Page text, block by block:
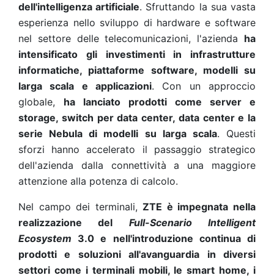
dell'intelligenza artificiale. Sfruttando la sua vasta
esperienza nello sviluppo di hardware e software
nel settore delle telecomunicazioni, l'azienda ha
intensificato gli investimenti in infrastrutture
informatiche, piattaforme software, modelli su
larga scala e applicazioni. Con un approccio
globale, ha lanciato prodotti come server e
storage, switch per data center, data center e la
serie Nebula di modelli su larga scala. Questi
sforzi hanno accelerato il passaggio strategico
dell'azienda dalla connettività a una maggiore
attenzione alla potenza di calcolo.
Nel campo dei terminali,ZTE è impegnata nella
realizzazione del Full-Scenario Intelligent
Ecosystem 3.0 e nell'introduzione continua di
prodotti e soluzioni all'avanguardia in diversi
settori come i terminali mobili, le smart home, i